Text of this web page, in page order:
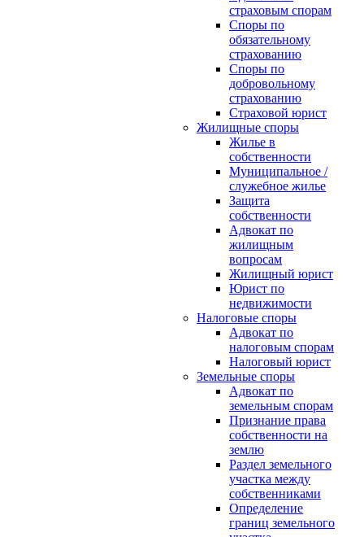
страховым спорам
Споры по
обязательному
страхованию
Споры по
добровольному
страхованию
Страховой юрист
Жилищные споры
Жилье в
собственности
Муниципальное /
служебное жилье
Защита
собственности
Адвокат по
жилищным
вопросам
Жилищный юрист
Юрист по
недвижимости
Налоговые споры
Адвокат по
налоговым спорам
Налоговый юрист
Земельные споры
Адвокат по
земельным спорам
Признание права
собственности на
землю
Раздел земельного
участка между
собственниками
Определение
границ земельного